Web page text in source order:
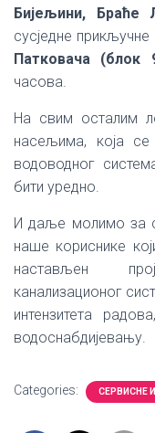
Бијељини, Браће
сусједне
Патковача (блок
часова.
На свим осталим
насељима, која се
водоводног
бити уредно.
И даље молимо за
наше кориснике
настављен
канализационог
интензитета
водоснабдијевању.
Categories: СЕРВИСНЕ